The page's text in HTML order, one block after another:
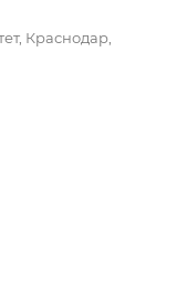
Краснодар,